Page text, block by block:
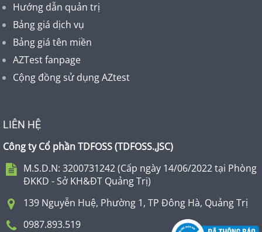
Hướng dẫn quản trị
Bảng giá dịch vụ
Bảng giá tên miền
AZTest fanpage
Cộng đồng sử dụng AZtest
LIÊN HỆ
Công ty Cổ phần TDFOSS (TDFOSS.,JSC)
M.S.D.N: 3200731242 (Cấp ngày 14/06/2022 tại Phòng
ĐKKD - Sở KH&ĐT Quảng Trị)
139 Nguyễn Huệ, Phường 1, TP Đông Hà, Quảng Trị
0987.893.519